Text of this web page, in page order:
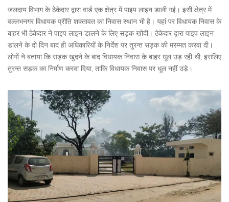
जलदाय विभाग के ठेकेदार द्वारा वार्ड एक क्षेत्र में पाइप लाइन डाली गई। इसी क्षेत्र में
वल्लभनगर विधायक प्रीति शक्तावत का निवास स्थान भी है। यहां पर विधायक निवास के
बाहर भी ठेकेदार ने पाइप लाइन डालने के लिए सड़क खोदी। ठेकेदार द्वारा पाइप लाइन
डालने के दो दिन बाद ही अधिकारियों के निर्देश पर तुरन्त सड़क की मरम्मत करवा दी।
लोगों ने बताया कि सड़क खुदने के बाद विधायक निवास के बाहर धूल उड़ रही थी, इसलिए
तुरन्त सड़क का निर्माण करवा दिया, ताकि विधायक निवास पर धूल नहीं उड़े।